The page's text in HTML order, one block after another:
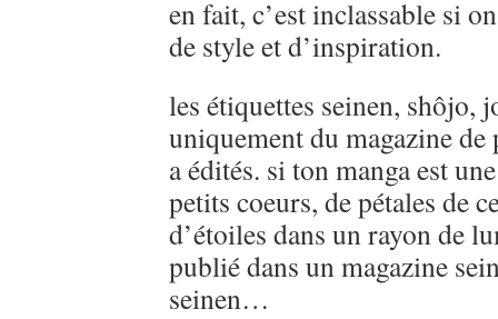
en fait, c’est inclassable si
de style et d’inspiration.
les étiquettes seinen, shôjo,
uniquement du magazine
a édités. si ton manga est
petits coeurs, de pétales de
d’étoiles dans un rayon de
publié dans un magazine
seinen…